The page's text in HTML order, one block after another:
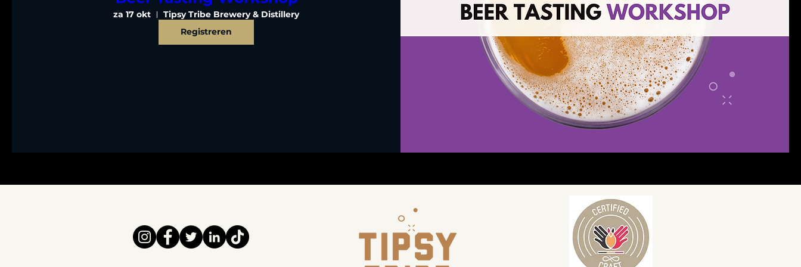
za 17 okt
Tipsy Tribe Brewery & Distillery
Registreren